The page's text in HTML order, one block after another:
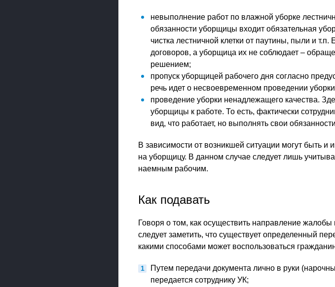
невыполнение работ по влажной уборке
обязанности уборщицы входит обязательная
чистка лестничной клетки от паутины, пыли и
договоров, а уборщица их не соблюдает –
решением;
пропуск уборщицей рабочего дня согласно
речь идет о несвоевременном проведении
проведение уборки ненадлежащего качества.
уборщицы к работе. То есть, фактически
вид, что работает, но выполнять свои
В зависимости от возникшей ситуации могут быть
на уборщицу. В данном случае следует лишь
наемным рабочим.
Как подавать
Говоря о том, как осуществить направление
следует заметить, что существует определенный
какими способами может воспользоваться
Путем передачи документа лично в руки
передается сотруднику УК;